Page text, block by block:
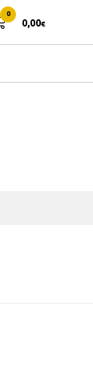
0
0,00€